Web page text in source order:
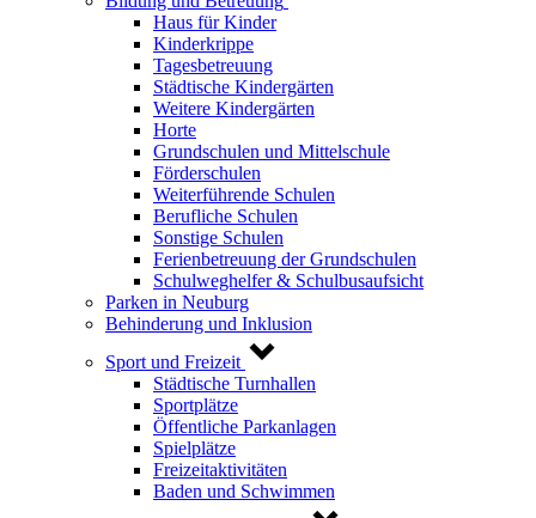
Haus für Kinder
Kinderkrippe
Tagesbetreuung
Städtische Kindergärten
Weitere Kindergärten
Horte
Grundschulen und Mittelschule
Förderschulen
Weiterführende Schulen
Berufliche Schulen
Sonstige Schulen
Ferienbetreuung der Grundschulen
Schulweghelfer & Schulbusaufsicht
Parken in Neuburg
Behinderung und Inklusion
Sport und Freizeit
Städtische Turnhallen
Sportplätze
Öffentliche Parkanlagen
Spielplätze
Freizeitaktivitäten
Baden und Schwimmen